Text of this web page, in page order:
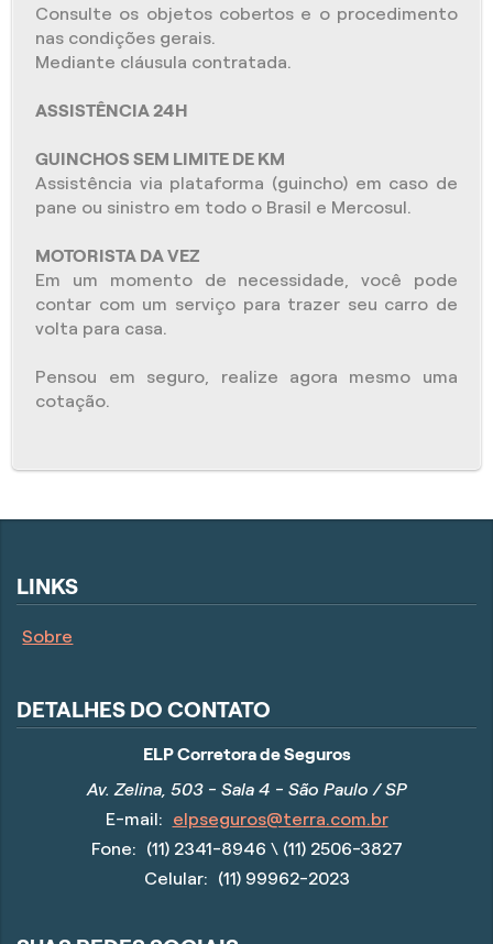
Consulte os objetos cobertos e o procedimento
nas condições gerais.
Mediante cláusula contratada.
ASSISTÊNCIA 24H
GUINCHOS SEM LIMITE DE KM
Assistência via plataforma (guincho) em caso de
pane ou sinistro em todo o Brasil e Mercosul.
MOTORISTA DA VEZ
Em um momento de necessidade, você pode
contar com um serviço para trazer seu carro de
volta para casa.
Pensou em seguro, realize agora mesmo uma
cotação.
LINKS
Sobre
DETALHES DO CONTATO
ELP Corretora de Seguros
Av. Zelina, 503 - Sala 4 - São Paulo / SP
E-mail:
elpseguros@terra.com.br
Fone:
(11) 2341-8946 \ (11) 2506-3827
Celular:
(11) 99962-2023